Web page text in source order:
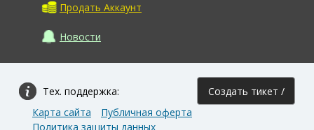
Продать Аккаунт
Новости
Тех. поддержка: Создать тикет /
Карта сайта
Публичная оферта
Политика защиты данных